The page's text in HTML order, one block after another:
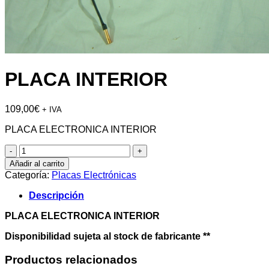
PLACA INTERIOR
109,00€ + IVA
PLACA ELECTRONICA INTERIOR
PLACA
INTERIOR
cantidad
Añadir al carrito
Categoría: Placas Electrónicas
Descripción
PLACA ELECTRONICA INTERIOR
Disponibilidad sujeta al stock de fabricante **
Productos relacionados